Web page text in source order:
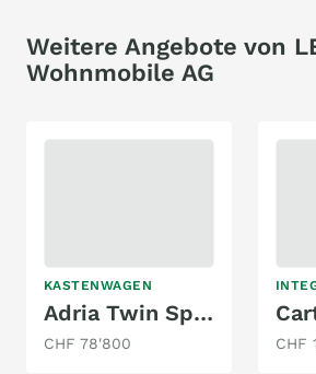
Weitere Angebote von
Wohnmobile AG
KASTENWAGEN
Adria Twin Sports 600 SPB (A) 180 PS
CHF 78'800 CHF